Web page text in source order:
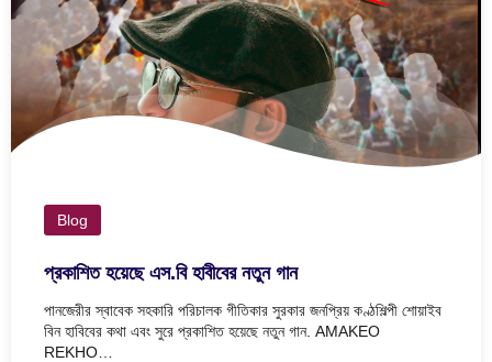
Blog
প্রকাশিত হয়েছে এস.বি হাবীবের নতুন গান
পানজেরীর স্বাবেক সহকারি পরিচালক গীতিকার সুরকার জনপ্রিয় কণ্ঠশিল্পী শোয়াইব
বিন হাবিবের কথা এবং সুরে প্রকাশিত হয়েছে নতুন গান. AMAKEO
REKHO…